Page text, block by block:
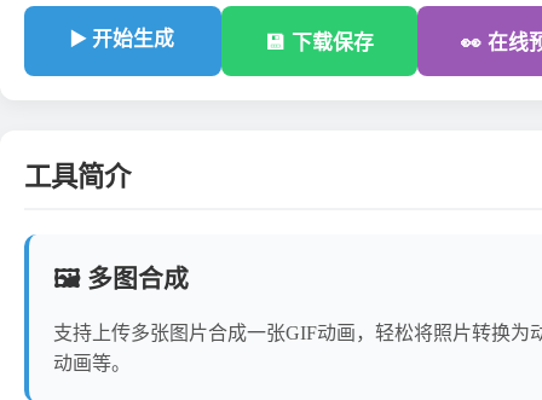
▶️ 开始生成 💾 下载保存 👀 在线
工具简介
🖼️ 多图合成
支持上传多张图片合成一张GIF动画，轻松将照片转换为
动画等。